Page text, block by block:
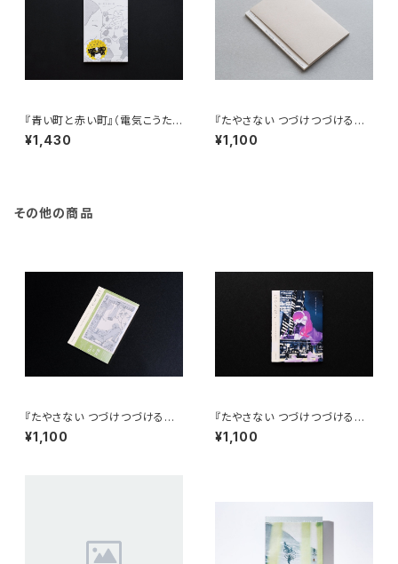
『青い町と赤い町』（電気こうたろ
う短編漫画ライブラリ 境界線の
発明）
¥1,430
『たやさない つづけつづけるた
めのマガジン』Vol.05
¥1,100
その他の商品
『たやさない つづけつづけるた
めのマガジン』Vol.03
¥1,100
『たやさない つづけつづけるた
めのマガジン』Vol.04
¥1,100